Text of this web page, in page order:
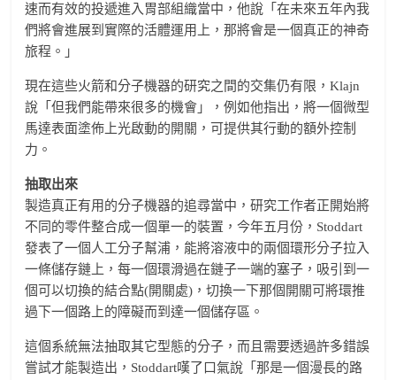
速而有效的投遞進入胃部組織當中，他說「在未來五年內我
們將會進展到實際的活體運用上，那將會是一個真正的神奇
旅程。」
現在這些火箭和分子機器的研究之間的交集仍有限，Klajn
說「但我們能帶來很多的機會」，例如他指出，將一個微型
馬達表面塗佈上光啟動的開關，可提供其行動的額外控制
力。
抽取出來
製造真正有用的分子機器的追尋當中，研究工作者正開始將
不同的零件整合成一個單一的裝置，今年五月份，Stoddart
發表了一個人工分子幫浦，能將溶液中的兩個環形分子拉入
一條儲存鏈上，每一個環滑過在鏈子一端的塞子，吸引到一
個可以切換的結合點(開關處)，切換一下那個開關可將環推
過下一個路上的障礙而到達一個儲存區。
這個系統無法抽取其它型態的分子，而且需要透過許多錯誤
嘗試才能製造出，Stoddart嘆了口氣說「那是一個漫長的路